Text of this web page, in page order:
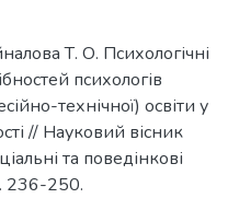
Т. О. Психологічні
психологів
технічної) освіти у
// Науковий вісник
та поведінкові
236-250.